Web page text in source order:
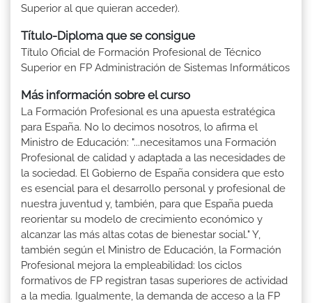
Superior al que quieran acceder).
Título-Diploma que se consigue
Título Oficial de Formación Profesional de Técnico
Superior en FP Administración de Sistemas Informáticos
Más información sobre el curso
La Formación Profesional es una apuesta estratégica
para España. No lo decimos nosotros, lo afirma el
Ministro de Educación: "...necesitamos una Formación
Profesional de calidad y adaptada a las necesidades de
la sociedad. El Gobierno de España considera que esto
es esencial para el desarrollo personal y profesional de
nuestra juventud y, también, para que España pueda
reorientar su modelo de crecimiento económico y
alcanzar las más altas cotas de bienestar social." Y,
también según el Ministro de Educación, la Formación
Profesional mejora la empleabilidad: los ciclos
formativos de FP registran tasas superiores de actividad
a la media. Igualmente, la demanda de acceso a la FP